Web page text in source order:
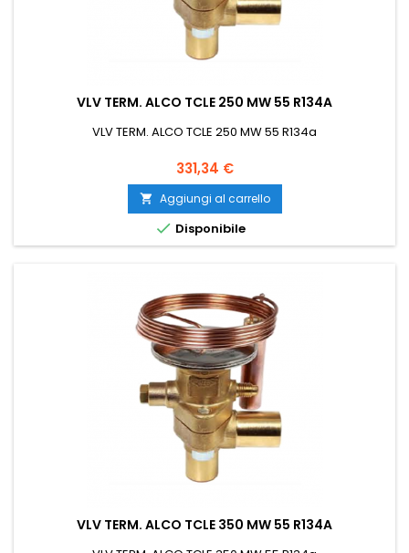
VLV TERM. ALCO TCLE 250 MW 55 R134A
VLV TERM. ALCO TCLE 250 MW 55 R134a
Prezzo
331,34 €
 Aggiungi al carrello
 Disponibile
VLV TERM. ALCO TCLE 350 MW 55 R134A